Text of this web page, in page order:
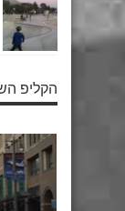
הקליפ